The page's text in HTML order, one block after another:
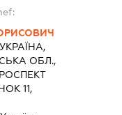
УКРАЇНА,
ОБЛ.,
11,